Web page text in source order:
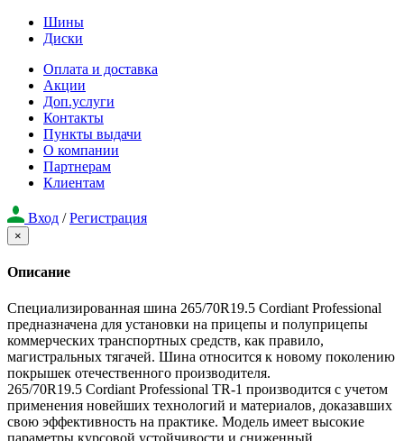
Шины
Диски
Оплата и доставка
Акции
Доп.услуги
Контакты
Пункты выдачи
О компании
Партнерам
Клиентам
Вход / Регистрация
×
Описание
Специализированная шина 265/70R19.5 Cordiant Professional
предназначена для установки на прицепы и полуприцепы
коммерческих транспортных средств, как правило,
магистральных тягачей. Шина относится к новому поколению
покрышек отечественного производителя.
265/70R19.5 Cordiant Professional TR-1 производится с учетом
применения новейших технологий и материалов, доказавших
свою эффективность на практике. Модель имеет высокие
параметры курсовой устойчивости и сниженный